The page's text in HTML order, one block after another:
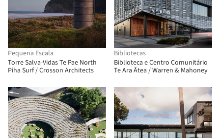
Pequena Escala
Torre Salva-Vidas Te Pae North
Piha Surf / Crosson Architects
Bibliotecas
Biblioteca e Centro Comunitário
Te Ara Ātea / Warren & Mahoney